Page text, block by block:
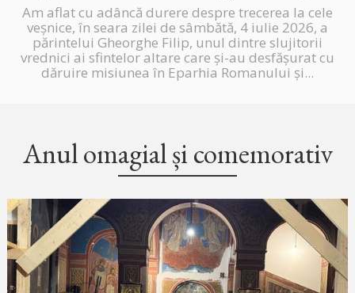
Am aflat cu adâncă durere despre trecerea la cele
veșnice, în seara zilei de sâmbătă, 4 iulie 2026, a
părintelui Gheorghe Filip, unul dintre slujitorii
vrednici ai sfintelor altare care și-au desfășurat cu
dăruire misiunea în Eparhia Romanului și...
Anul omagial și comemorativ